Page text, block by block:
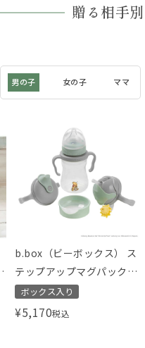
贈る相手
男の子 女の子 ママ
b.box（ビーボックス） ス
テップアップマグパック
Pooh
ボックス入り
¥5,170税込